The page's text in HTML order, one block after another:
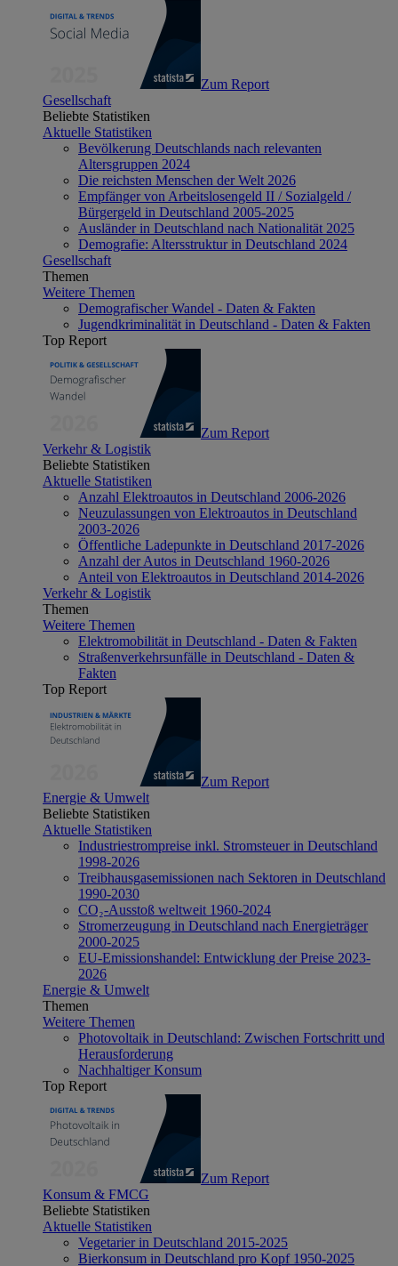
Zum Report
Gesellschaft
Beliebte Statistiken
Aktuelle Statistiken
Bevölkerung Deutschlands nach relevanten
Altersgruppen 2024
Die reichsten Menschen der Welt 2026
Empfänger von Arbeitslosengeld II / Sozialgeld /
Bürgergeld in Deutschland 2005-2025
Ausländer in Deutschland nach Nationalität 2025
Demografie: Altersstruktur in Deutschland 2024
Gesellschaft
Themen
Weitere Themen
Demografischer Wandel - Daten & Fakten
Jugendkriminalität in Deutschland - Daten & Fakten
Top Report
Zum Report
Verkehr & Logistik
Beliebte Statistiken
Aktuelle Statistiken
Anzahl Elektroautos in Deutschland 2006-2026
Neuzulassungen von Elektroautos in Deutschland
2003-2026
Öffentliche Ladepunkte in Deutschland 2017-2026
Anzahl der Autos in Deutschland 1960-2026
Anteil von Elektroautos in Deutschland 2014-2026
Verkehr & Logistik
Themen
Weitere Themen
Elektromobilität in Deutschland - Daten & Fakten
Straßenverkehrsunfälle in Deutschland - Daten &
Fakten
Top Report
Zum Report
Energie & Umwelt
Beliebte Statistiken
Aktuelle Statistiken
Industriestrompreise inkl. Stromsteuer in Deutschland
1998-2026
Treibhausgasemissionen nach Sektoren in Deutschland
1990-2030
CO₂-Ausstoß weltweit 1960-2024
Stromerzeugung in Deutschland nach Energieträger
2000-2025
EU-Emissionshandel: Entwicklung der Preise 2023-
2026
Energie & Umwelt
Themen
Weitere Themen
Photovoltaik in Deutschland: Zwischen Fortschritt und
Herausforderung
Nachhaltiger Konsum
Top Report
Zum Report
Konsum & FMCG
Beliebte Statistiken
Aktuelle Statistiken
Vegetarier in Deutschland 2015-2025
Bierkonsum in Deutschland pro Kopf 1950-2025